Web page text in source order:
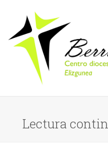
Lectura